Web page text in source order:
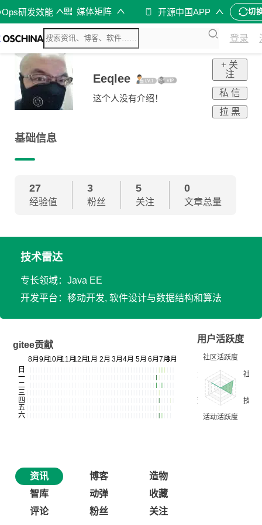
研发效能 媒体矩阵 开源中国APP 切
登录
Eeqlee
这个人没有介绍！
+ 关
注
私 信
拉 黑
基础信息
27
经验值
3
粉丝
5
关注
0
文章总量
技术雷达
专长领域：Java EE
开发平台：移动开发, 软件设计与数据结构和算法
gitee贡献
用户活跃度
资讯 博客
造物
智库
动弹
收藏
评论
粉丝 关注